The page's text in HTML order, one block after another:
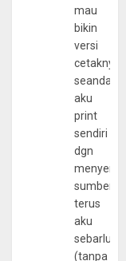
mau
bikin
versi
cetaknya
aku
print
sendiri
dgn
sumber
terus
aku
(tanpa